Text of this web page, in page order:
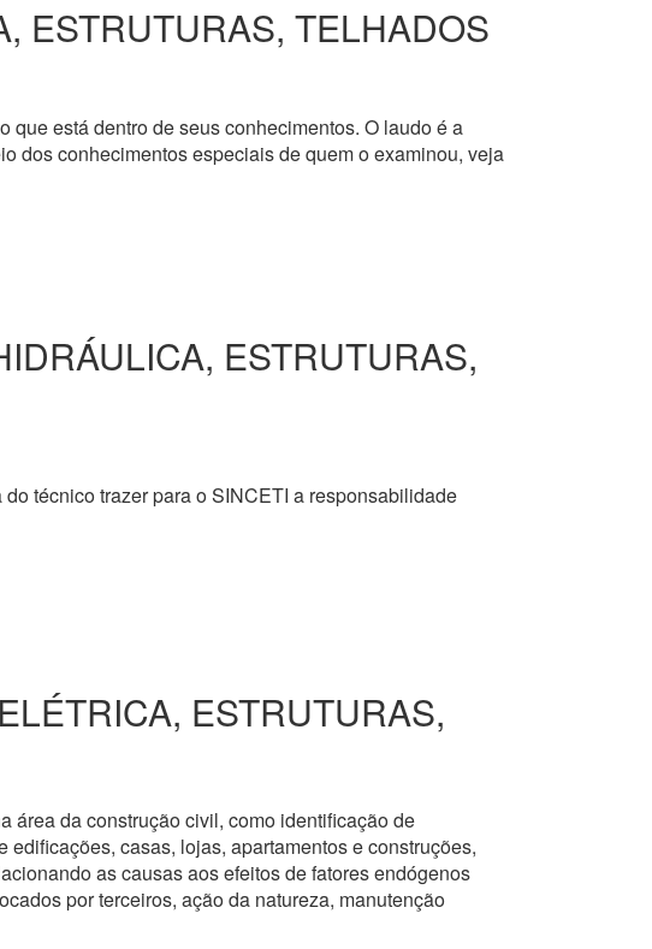
ESTRUTURAS, TELHADOS
está dentro de seus conhecimentos. O laudo é a
dos conhecimentos especiais de quem o examinou, veja
ESTRUTURAS,
técnico trazer para o SINCETI a responsabilidade
ESTRUTURAS,
área da construção civil, como identificação de
casas, lojas, apartamentos e construções,
as causas aos efeitos de fatores endógenos
por terceiros, ação da natureza, manutenção